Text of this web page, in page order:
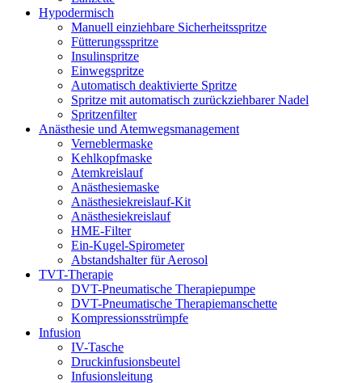
Hypodermisch
Manuell einziehbare Sicherheitsspritze
Fütterungsspritze
Insulinspritze
Einwegspritze
Automatisch deaktivierte Spritze
Spritze mit automatisch zurückziehbarer Nadel
Spritzenfilter
Anästhesie und Atemwegsmanagement
Verneblermaske
Kehlkopfmaske
Atemkreislauf
Anästhesiemaske
Anästhesiekreislauf-Kit
Anästhesiekreislauf
HME-Filter
Ein-Kugel-Spirometer
Abstandshalter für Aerosol
TVT-Therapie
DVT-Pneumatische Therapiepumpe
DVT-Pneumatische Therapiemanschette
Kompressionsstrümpfe
Infusion
IV-Tasche
Druckinfusionsbeutel
Infusionsleitung